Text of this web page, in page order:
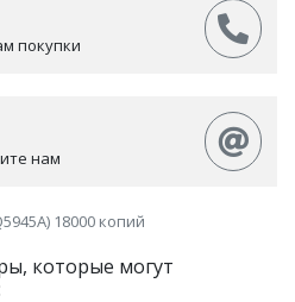
покупки
нам
18000 копий
которые могут